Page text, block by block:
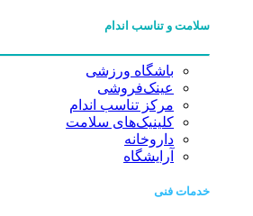
سلامت و تناسب اندام
باشگاه ورزشی
عینک‌فروشی
مرکز تناسب اندام
کلینیک‌های سلامت
داروخانه
آرایشگاه
خدمات فنی